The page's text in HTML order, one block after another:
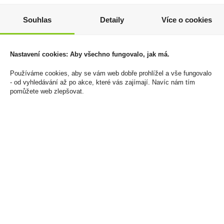
Zapalovač Clipper
Cena za:balení (24 ks)
Doutníky Pegaso Half
Cena za:krabičku (25 ks)
krabiček
Souhlas Detaily Více o cookies
Nastavení cookies: Aby všechno fungovalo, jak má.
Používáme cookies, aby se vám web dobře prohlížel a vše fungovalo
- od vyhledávání až po akce, které vás zajímají. Navíc nám tím
pomůžete web zlepšovat.